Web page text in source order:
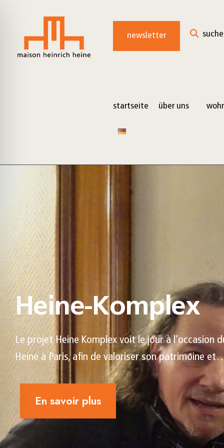
newsletter
startseite über uns
Heine-Komplex
Le projet Heine Komplex voit le jour à l’occasion
Heine à Paris, afin de valoriser son patrimoine
En savoir plus